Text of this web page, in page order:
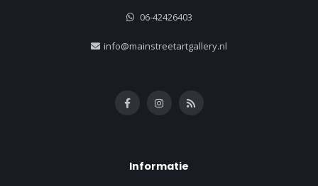
06-42426403
info@mainstreetartgallery.nl
Informatie